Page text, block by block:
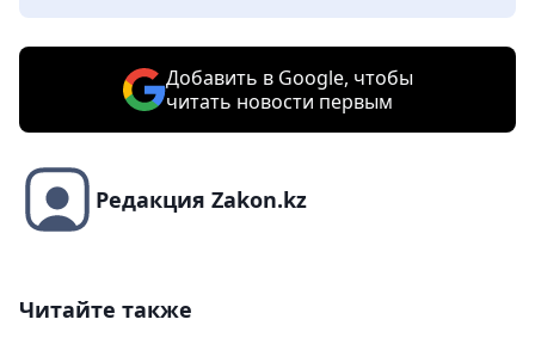
Добавить в Google, чтобы
читать новости первым
Редакция Zakon.kz
Читайте также